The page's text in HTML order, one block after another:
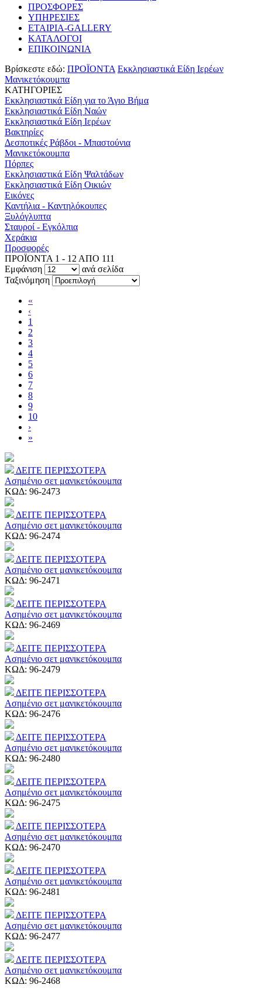
ΠΡΟΣΦΟΡΕΣ
ΥΠΗΡΕΣΙΕΣ
ΕΤΑΙΡΙΑ-GALLERY
ΚΑΤΑΛΟΓΟΙ
ΕΠΙΚΟΙΝΩΝΙΑ
Βρίσκεστε εδώ: ΠΡΟΪΟΝΤΑ Εκκλησιαστικά Είδη Ιερέων
Μανικετόκουμπα
ΚΑΤΗΓΟΡΙΕΣ
Εκκλησιαστικά Είδη για το Άγιο Βήμα
Εκκλησιαστικά Είδη Ναών
Εκκλησιαστικά Είδη Ιερέων
Βακτηρίες
Δεσποτικές Ράβδοι - Μπαστούνια
Μανικετόκουμπα
Πόρπες
Εκκλησιαστικά Είδη Ψαλτάδων
Εκκλησιαστικά Είδη Οικιών
Εικόνες
Καντήλια - Καντηλόκουπες
Ξυλόγλυπτα
Σταυροί - Εγκόλπια
Χεράκια
Προσφορές
ΠΡΟΪΟΝΤΑ 1 - 12 ΑΠΟ 111
Εμφάνιση
ανά σελίδα
Ταξινόμηση
«
‹
1
2
3
4
5
6
7
8
9
10
›
»
ΔΕΙΤΕ ΠΕΡΙΣΣΟΤΕΡΑ
Ασημένιο σετ μανικετόκουμπα
ΚΩΔ: 96-2473
ΔΕΙΤΕ ΠΕΡΙΣΣΟΤΕΡΑ
Ασημένιο σετ μανικετόκουμπα
ΚΩΔ: 96-2474
ΔΕΙΤΕ ΠΕΡΙΣΣΟΤΕΡΑ
Ασημένιο σετ μανικετόκουμπα
ΚΩΔ: 96-2471
ΔΕΙΤΕ ΠΕΡΙΣΣΟΤΕΡΑ
Ασημένιο σετ μανικετόκουμπα
ΚΩΔ: 96-2469
ΔΕΙΤΕ ΠΕΡΙΣΣΟΤΕΡΑ
Ασημένιο σετ μανικετόκουμπα
ΚΩΔ: 96-2479
ΔΕΙΤΕ ΠΕΡΙΣΣΟΤΕΡΑ
Ασημένιο σετ μανικετόκουμπα
ΚΩΔ: 96-2476
ΔΕΙΤΕ ΠΕΡΙΣΣΟΤΕΡΑ
Ασημένιο σετ μανικετόκουμπα
ΚΩΔ: 96-2480
ΔΕΙΤΕ ΠΕΡΙΣΣΟΤΕΡΑ
Ασημένιο σετ μανικετόκουμπα
ΚΩΔ: 96-2475
ΔΕΙΤΕ ΠΕΡΙΣΣΟΤΕΡΑ
Ασημένιο σετ μανικετόκουμπα
ΚΩΔ: 96-2470
ΔΕΙΤΕ ΠΕΡΙΣΣΟΤΕΡΑ
Ασημένιο σετ μανικετόκουμπα
ΚΩΔ: 96-2481
ΔΕΙΤΕ ΠΕΡΙΣΣΟΤΕΡΑ
Ασημένιο σετ μανικετόκουμπα
ΚΩΔ: 96-2477
ΔΕΙΤΕ ΠΕΡΙΣΣΟΤΕΡΑ
Ασημένιο σετ μανικετόκουμπα
ΚΩΔ: 96-2468